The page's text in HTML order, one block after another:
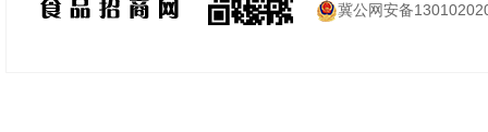
冀公网安备